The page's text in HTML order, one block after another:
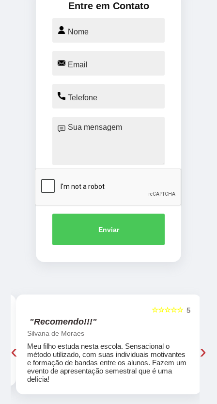
Entre em Contato
Enviar
5
☆☆☆☆☆
"Recomendo!!!"
Silvana de Moraes
Meu filho estuda nesta escola. Sensacional o
método utilizado, com suas individuais motivantes
e formação de bandas entre os alunos. Fazem um
evento de apresentação semestral que é uma
delícia!
‹ ›